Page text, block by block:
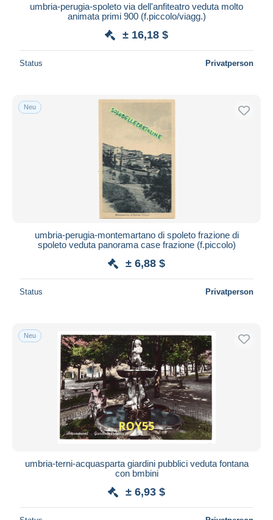
umbria-perugia-spoleto via dell'anfiteatro veduta molto
animata primi 900 (f.piccolo/viagg.)
± 16,18 $
Status Privatperson
Neu
umbria-perugia-montemartano di spoleto frazione di
spoleto veduta panorama case frazione (f.piccolo)
± 6,88 $
Status Privatperson
Neu
umbria-terni-acquasparta giardini pubblici veduta fontana
con bmbini
± 6,93 $